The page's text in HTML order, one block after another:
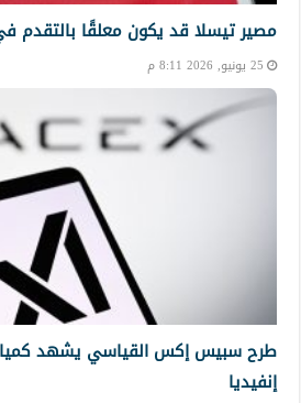
مصير تيسلا قد يكون معلقًا بالتقدم في
25 يونيو, 2026 8:11 م
طرح سبيس إكس القياسي يشهد
إنفيديا